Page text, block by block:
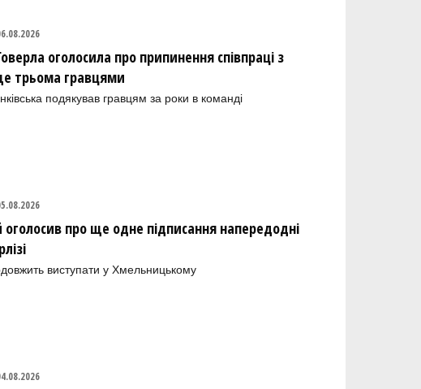
оголосила про припинення співпраці з
трьома гравцями
подякував гравцям за роки в команді
про ще одне підписання напередодні
виступати у Хмельницькому